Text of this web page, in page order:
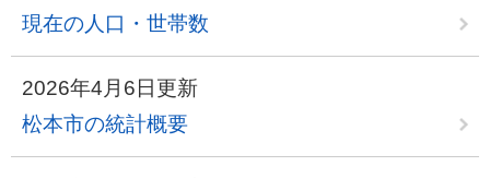
現在の人口・世帯数
2026年4月6日更新
松本市の統計概要